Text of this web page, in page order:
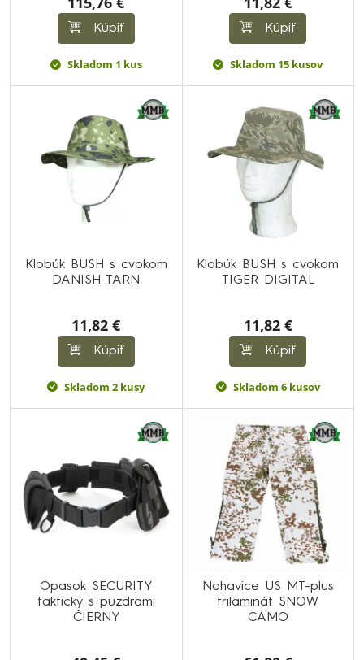
Kúpiť
Skladom 1 kus
Kúpiť
Skladom 15 kusov
Klobúk BUSH s cvokom
DANISH TARN
11,82 €
Kúpiť
Skladom 2 kusy
Klobúk BUSH s cvokom
TIGER DIGITAL
11,82 €
Kúpiť
Skladom 6 kusov
Opasok SECURITY
taktický s puzdrami
ČIERNY
Nohavice US MT-plus
trilaminát SNOW
CAMO